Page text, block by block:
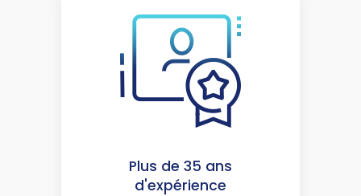
Plus de 35 ans
d'expérience